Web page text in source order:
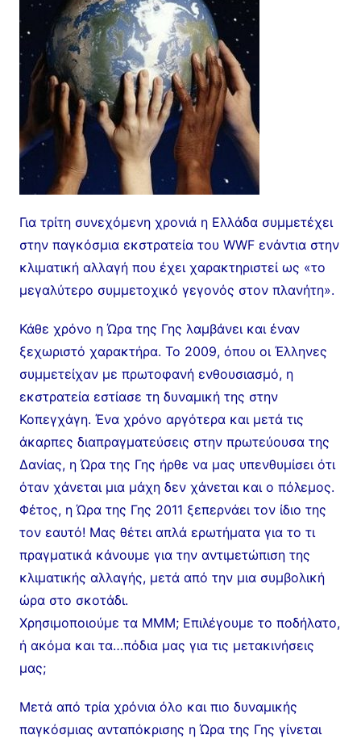
Για τρίτη συνεχόμενη χρονιά η Ελλάδα συμμετέχει
στην παγκόσμια εκστρατεία του WWF ενάντια στην
κλιματική αλλαγή που έχει χαρακτηριστεί ως «το
μεγαλύτερο συμμετοχικό γεγονός στον πλανήτη».
Κάθε χρόνο η Ώρα της Γης λαμβάνει και έναν
ξεχωριστό χαρακτήρα. Το 2009, όπου οι Έλληνες
συμμετείχαν με πρωτοφανή ενθουσιασμό, η
εκστρατεία εστίασε τη δυναμική της στην
Κοπεγχάγη. Ένα χρόνο αργότερα και μετά τις
άκαρπες διαπραγματεύσεις στην πρωτεύουσα της
Δανίας, η Ώρα της Γης ήρθε να μας υπενθυμίσει ότι
όταν χάνεται μια μάχη δεν χάνεται και ο πόλεμος.
Φέτος, η Ώρα της Γης 2011 ξεπερνάει τον ίδιο της
τον εαυτό! Μας θέτει απλά ερωτήματα για το τι
πραγματικά κάνουμε για την αντιμετώπιση της
κλιματικής αλλαγής, μετά από την μια συμβολική
ώρα στο σκοτάδι.
Χρησιμοποιούμε τα ΜΜΜ; Επιλέγουμε το ποδήλατο,
ή ακόμα και τα…πόδια μας για τις μετακινήσεις
μας;
Μετά από τρία χρόνια όλο και πιο δυναμικής
παγκόσμιας ανταπόκρισης η Ώρα της Γης γίνεται